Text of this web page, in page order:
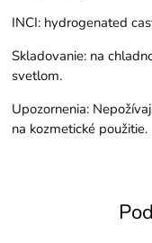
INCI: hydrogenated
Skladovanie: na
svetlom.
Upozornenia:
na kozmetické použitie.